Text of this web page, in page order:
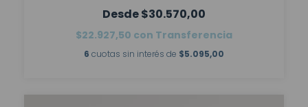
$30.570,00
$22.927,50 con Transferencia
6 cuotas sin interés de $5.095,00